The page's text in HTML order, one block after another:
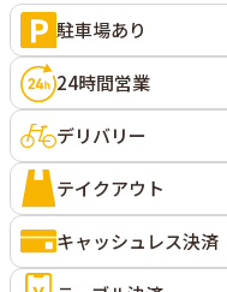
駐車場あり
24時間営業
デリバリー
テイクアウト
キャッシュレス決済